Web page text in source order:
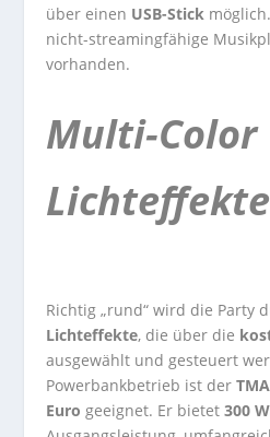
über einen USB-Stick
nicht-streamingfähige
vorhanden.
Multi-Color
Lichteffekte
Richtig „rund“ wird die Party
Lichteffekte, die über die
ausgewählt und gesteuert
Powerbankbetrieb ist der
Euro geeignet. Er bietet300